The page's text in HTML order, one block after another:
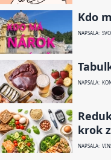
Kdo
NAPSALA:
NAPSALA:
krok
NAPSALA: